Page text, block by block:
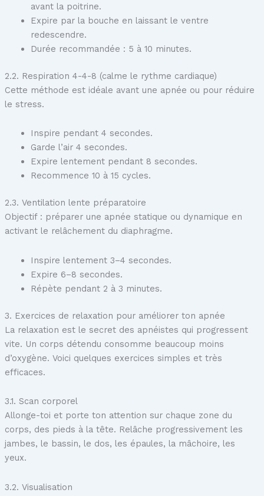
avant la poitrine.
Expire par la bouche en laissant le ventre
redescendre.
Durée recommandée : 5 à 10 minutes.
2.2. Respiration 4-4-8 (calme le rythme cardiaque)
Cette méthode est idéale avant une apnée ou pour réduire
le stress.
Inspire pendant 4 secondes.
Garde l’air 4 secondes.
Expire lentement pendant 8 secondes.
Recommence 10 à 15 cycles.
2.3. Ventilation lente préparatoire
Objectif : préparer une apnée statique ou dynamique en
activant le relâchement du diaphragme.
Inspire lentement 3–4 secondes.
Expire 6–8 secondes.
Répète pendant 2 à 3 minutes.
3. Exercices de relaxation pour améliorer ton apnée
La relaxation est le secret des apnéistes qui progressent
vite. Un corps détendu consomme beaucoup moins
d’oxygène. Voici quelques exercices simples et très
efficaces.
3.1. Scan corporel
Allonge-toi et porte ton attention sur chaque zone du
corps, des pieds à la tête. Relâche progressivement les
jambes, le bassin, le dos, les épaules, la mâchoire, les
yeux.
3.2. Visualisation